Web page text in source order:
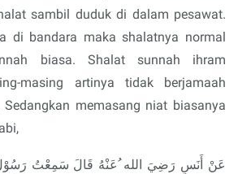
sambil duduk di dalam pesawat.
di bandara maka shalatnya normal
biasa. Shalat sunnah ihram
masing artinya tidak berjamaah
memasang niat biasanya
عَنْ أَنَسٍ رَضِيَ الله ُعَنْهُ قَالَ سَمِعْتُ رَسُوْلَ